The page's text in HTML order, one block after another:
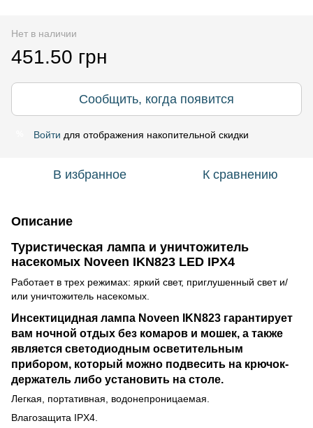
Нет в наличии
451.50 грн
Сообщить, когда появится
Войти для отображения накопительной скидки
В избранное К сравнению
Описание
Туристическая лампа и уничтожитель
насекомых Noveen IKN823 LED IPХ4
Работает в трех режимах: яркий свет, приглушенный свет и/
или уничтожитель насекомых.
Инсектицидная лампа Noveen IKN823 гарантирует
вам ночной отдых без комаров и мошек, а также
является светодиодным осветительным
прибором, который можно подвесить на крючок-
держатель либо установить на столе.
Легкая, портативная, водонепроницаемая.
Влагозащита IPХ4.